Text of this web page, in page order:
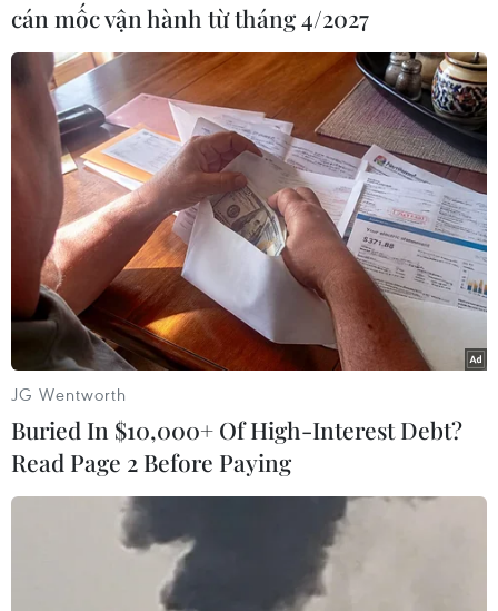
Manchester United./.
(Vietnam+)
#Jose Mourinho #Bayern Munich
#Niko Kovac
cán mốc vận hành từ tháng 4/2027
JG Wentworth
Buried In $10,000+ Of High-Interest Debt?
Read Page 2 Before Paying